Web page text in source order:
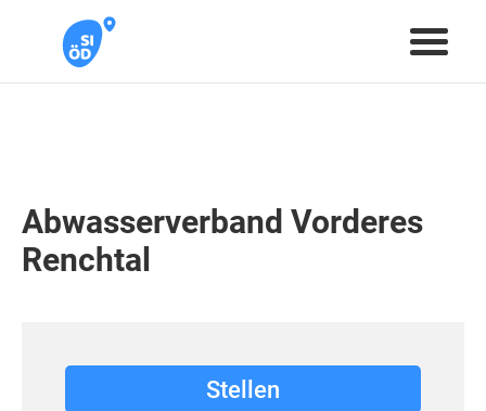
Abwasserverband Vorderes
Renchtal
Stellen